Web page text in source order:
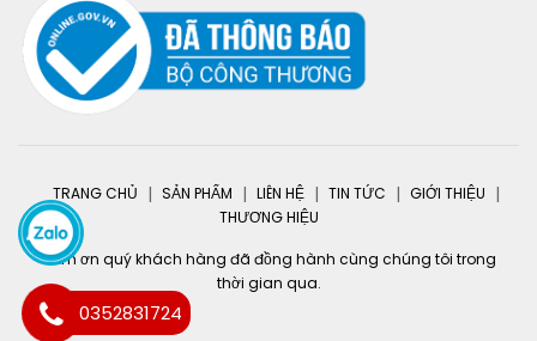
TRANG CHỦ SẢN PHẨM LIÊN HỆ TIN TỨC
GIỚI THIỆU
THƯƠNG HIỆU
Cảm ơn quý khách hàng đã đồng hành cùng chúng tôi trong
thời gian qua.
0352831724